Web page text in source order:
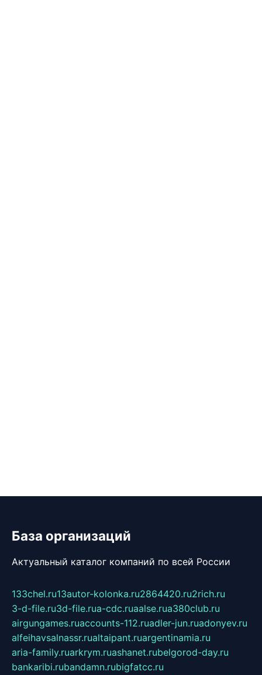
База организаций
Актуальный каталог компаний по всей России
133chel.ru13autor-kolonka.ru2864420.ru2rich.ru
3-d-file.ru3d-file.rua-cdc.ruaalse.rua380club.ru
airgungames.ruaccounts-112.ruadler-jun.ruadonyev.ru
alfeihavsalnassr.rualtaipant.ruargentinamia.ru
aria-family.ruarkrym.ruashanet.rubelgorod-day.ru
bankaribi.rubandamn.rubigfatcc.ru